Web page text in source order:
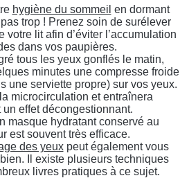
hygiène du sommeil en dormant
trop ! Prenez soin de surélever
votre lit afin d’éviter l’accumulation
dans vos paupières.
tous les yeux gonflés le matin,
minutes une compresse froide
une serviette propre) sur vos yeux.
microcirculation et entraînera
un effet décongestionnant.
masque hydratant conservé au
est souvent très efficace.
des yeuxpeut également vous
Il existe plusieurs techniques
livres pratiques à ce sujet.